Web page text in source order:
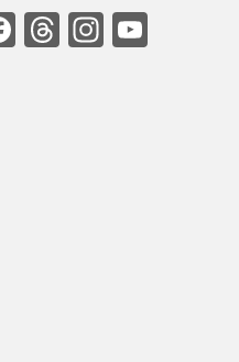
Facebook
ThreadsInstagram
YouTube